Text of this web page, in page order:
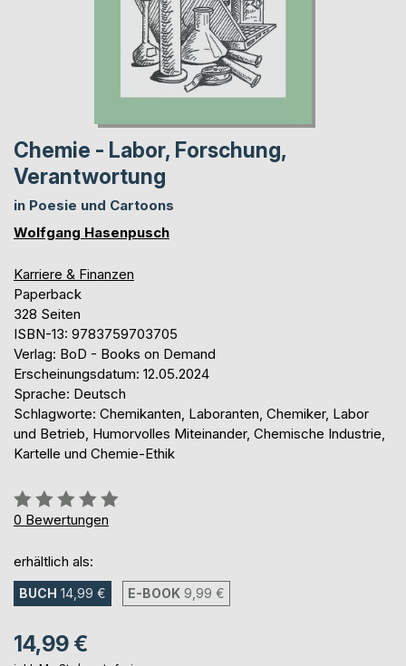
Chemie - Labor, Forschung,
Verantwortung
in Poesie und Cartoons
Wolfgang Hasenpusch
Karriere & Finanzen
Paperback
328 Seiten
ISBN-13: 9783759703705
Verlag: BoD - Books on Demand
Erscheinungsdatum: 12.05.2024
Sprache: Deutsch
Schlagworte: Chemikanten, Laboranten, Chemiker, Labor
und Betrieb, Humorvolles Miteinander, Chemische Industrie,
Kartelle und Chemie-Ethik
Bewertung::
0%
0 Bewertungen
erhältlich als:
BUCH 14,99 € E-BOOK 9,99 €
14,99 €